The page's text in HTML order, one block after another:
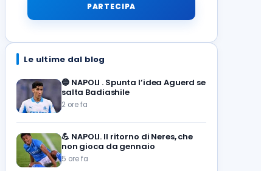
PARTECIPA
Le ultime dal blog
🔵 NAPOLI . Spunta l’idea Aguerd se
salta Badiashile
2 ore fa
💪 NAPOLI. Il ritorno di Neres, che
non gioca da gennaio
5 ore fa